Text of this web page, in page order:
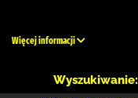
Więcej informacji
Wyszukiwanie: